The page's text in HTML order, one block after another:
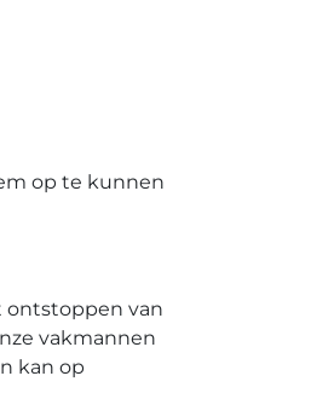
op te kunnen
ontstoppen van
vakmannen
kan op